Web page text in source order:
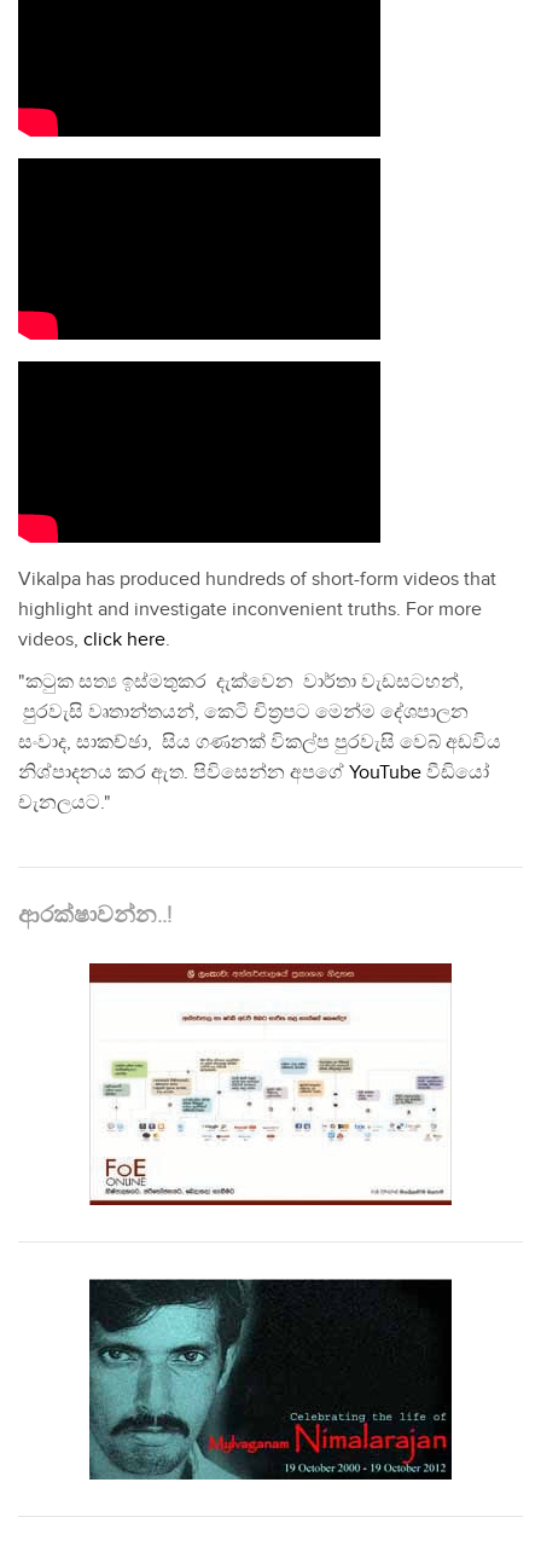
Vikalpa has produced hundreds of short-form videos that
highlight and investigate inconvenient truths. For more
videos, click here.
"කටුක සත්‍ය ඉස්මතුකර දැක්වෙන වාර්තා වැඩසටහන්,
පුරවැසි වෘතාන්තයන්, කෙටි චිත්‍රපට මෙන්ම දේශපාලන
සංවාද, සාකච්ඡා, සිය ගණනක් විකල්ප පුරවැසි වෙබ් අඩවිය
නිශ්පාදනය කර ඇත. පිවිසෙන්න අපගේ YouTube වීඩියෝ
චැනලයට."
ආරක්ෂාවන්න..!